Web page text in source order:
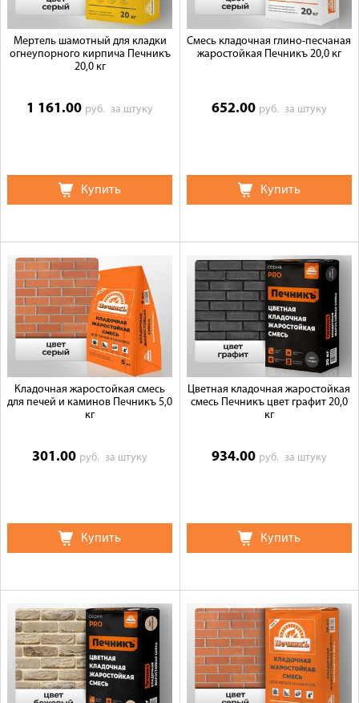
Мертель шамотный для кладки
огнеупорного кирпича Печникъ
20,0 кг
1 161.00 руб.за штуку
Купить
Смесь кладочная глино-песчаная
жаростойкая Печникъ 20,0 кг
652.00 руб. за штуку
Купить
Кладочная жаростойкая смесь
для печей и каминов Печникъ 5,0
кг
301.00 руб.за штуку
Купить
Цветная кладочная жаростойкая
смесь Печникъ цвет графит 20,0
кг
934.00 руб. за штуку
Купить